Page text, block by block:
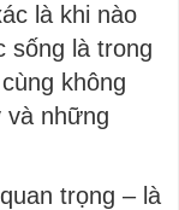
là khi nào
sống là trong
không
và những
trọng – là